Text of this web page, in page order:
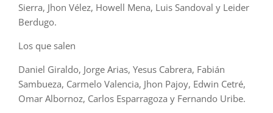
Sierra, Jhon Vélez, Howell Mena, Luis Sandoval y Leider
Berdugo.
Los que salen
Daniel Giraldo, Jorge Arias, Yesus Cabrera, Fabián
Sambueza, Carmelo Valencia, Jhon Pajoy, Edwin Cetré,
Omar Albornoz, Carlos Esparragoza y Fernando Uribe.